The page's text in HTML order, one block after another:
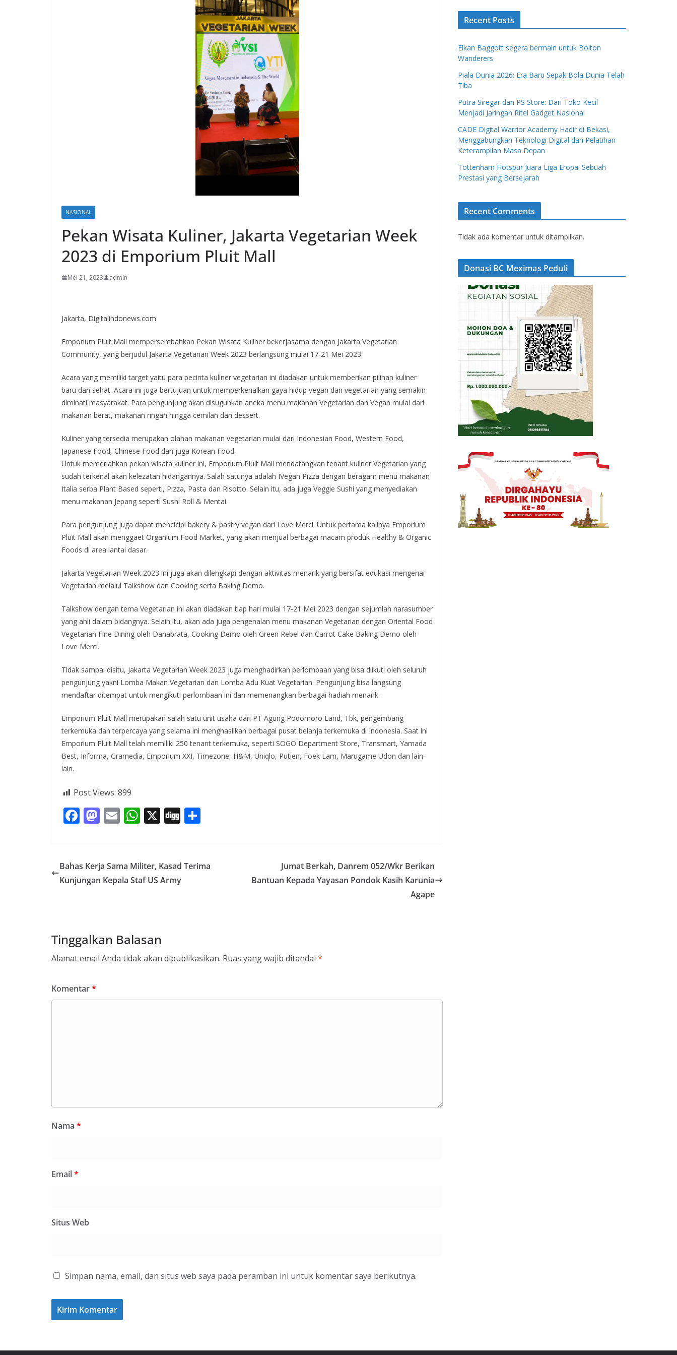
NASIONAL
Pekan Wisata Kuliner, Jakarta Vegetarian Week
2023 di Emporium Pluit Mall
Mei 21, 2023 admin
Jakarta, Digitalindonews.com
Emporium Pluit Mall mempersembahkan Pekan Wisata Kuliner bekerjasama dengan Jakarta Vegetarian
Community, yang berjudul Jakarta Vegetarian Week 2023 berlangsung mulai 17-21 Mei 2023.
Acara yang memiliki target yaitu para pecinta kuliner vegetarian ini diadakan untuk memberikan pilihan kuliner
baru dan sehat. Acara ini juga bertujuan untuk memperkenalkan gaya hidup vegan dan vegetarian yang semakin
diminati masyarakat. Para pengunjung akan disuguhkan aneka menu makanan Vegetarian dan Vegan mulai dari
makanan berat, makanan ringan hingga cemilan dan dessert.
Kuliner yang tersedia merupakan olahan makanan vegetarian mulai dari Indonesian Food, Western Food,
Japanese Food, Chinese Food dan juga Korean Food.
Untuk memeriahkan pekan wisata kuliner ini, Emporium Pluit Mall mendatangkan tenant kuliner Vegetarian yang
sudah terkenal akan kelezatan hidangannya. Salah satunya adalah IVegan Pizza dengan beragam menu makanan
Italia serba Plant Based seperti, Pizza, Pasta dan Risotto. Selain itu, ada juga Veggie Sushi yang menyediakan
menu makanan Jepang seperti Sushi Roll & Mentai.
Para pengunjung juga dapat mencicipi bakery & pastry vegan dari Love Merci. Untuk pertama kalinya Emporium
Pluit Mall akan menggaet Organium Food Market, yang akan menjual berbagai macam produk Healthy & Organic
Foods di area lantai dasar.
Jakarta Vegetarian Week 2023 ini juga akan dilengkapi dengan aktivitas menarik yang bersifat edukasi mengenai
Vegetarian melalui Talkshow dan Cooking serta Baking Demo.
Talkshow dengan tema Vegetarian ini akan diadakan tiap hari mulai 17-21 Mei 2023 dengan sejumlah narasumber
yang ahli dalam bidangnya. Selain itu, akan ada juga pengenalan menu makanan Vegetarian dengan Oriental Food
Vegetarian Fine Dining oleh Danabrata, Cooking Demo oleh Green Rebel dan Carrot Cake Baking Demo oleh
Love Merci.
Tidak sampai disitu, Jakarta Vegetarian Week 2023 juga menghadirkan perlombaan yang bisa diikuti oleh seluruh
pengunjung yakni Lomba Makan Vegetarian dan Lomba Adu Kuat Vegetarian. Pengunjung bisa langsung
mendaftar ditempat untuk mengikuti perlombaan ini dan memenangkan berbagai hadiah menarik.
Emporium Pluit Mall merupakan salah satu unit usaha dari PT Agung Podomoro Land, Tbk, pengembang
terkemuka dan terpercaya yang selama ini menghasilkan berbagai pusat belanja terkemuka di Indonesia. Saat ini
Emporium Pluit Mall telah memiliki 250 tenant terkemuka, seperti SOGO Department Store, Transmart, Yamada
Best, Informa, Gramedia, Emporium XXI, Timezone, H&M, Uniqlo, Putien, Foek Lam, Marugame Udon dan lain-
lain.
Post Views: 899
F
b
o
M
d
o
E
l
W
s
A
X Di
e
Bahas Kerja Sama Militer, Kasad Terima
Kunjungan Kepala Staf US Army
Jumat Berkah, Danrem 052/Wkr Berikan
Bantuan Kepada Yayasan Pondok Kasih Karunia
Agape
Tinggalkan Balasan
Alamat email Anda tidak akan dipublikasikan. Ruas yang wajib ditandai *
Komentar*
Nama *
Email*
Situs Web
Simpan nama, email, dan situs web saya pada peramban ini untuk komentar saya berikutnya.
Recent Posts
Elkan Baggott segera bermain untuk Bolton
Wanderers
Piala Dunia 2026: Era Baru Sepak Bola Dunia Telah
Tiba
Putra Siregar dan PS Store: Dari Toko Kecil
Menjadi Jaringan Ritel Gadget Nasional
CADE Digital Warrior Academy Hadir di Bekasi,
Menggabungkan Teknologi Digital dan Pelatihan
Keterampilan Masa Depan
Tottenham Hotspur Juara Liga Eropa: Sebuah
Prestasi yang Bersejarah
Recent Comments
Tidak ada komentar untuk ditampilkan.
Donasi BC Meximas Peduli